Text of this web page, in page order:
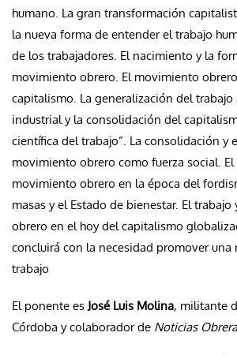
humano. La gran transformación
la nueva forma de entender el trabajo
de los trabajadores. El nacimiento y la
movimiento obrero. El movimiento
capitalismo. La generalización del trabajo
industrial y la consolidación del
científica del trabajo”. La consolidación y
movimiento obrero como fuerza social. El
movimiento obrero en la época del
masas y el Estado de bienestar. El
obrero en el hoy del capitalismo
concluirá con la necesidad promover una
trabajo
El ponente es José Luis Molina, militante
Córdoba y colaborador de Noticias